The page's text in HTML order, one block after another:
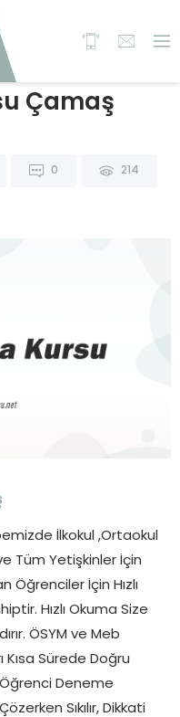
Çamaş
0 214
İlkokul ,Ortaokul
ve Tüm Yetişkinler İçin
Öğrenciler İçin Hızlı
Hızlı Okuma Size
ÖSYM ve Meb
Kısa Sürede Doğru
Öğrenci Deneme
Sıkılır, Dikkati